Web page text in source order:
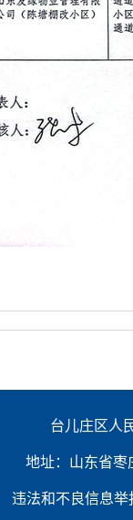
台儿庄区人
地址：山东省枣
违法和不良信息举